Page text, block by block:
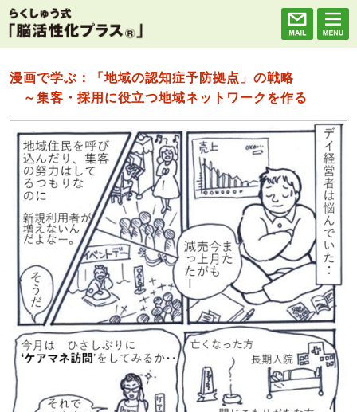
漫画で学ぶ：「地域の認知症予防拠点」の戦略
～集客・採用に役立つ地域ネットワークを作る